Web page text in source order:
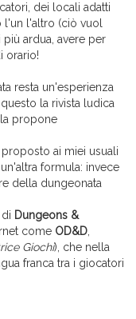
dei locali adatti
l'altro (ciò vuol
ardua, avere per
orario!
resta un'esperienza
la rivista ludica
propone
ai miei usuali
formula: invece
della dungeonata
Dungeons &
come OD&D
Giochi), che nella
franca tra i giocatori